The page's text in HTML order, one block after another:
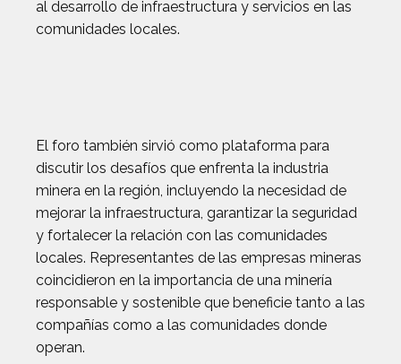
al desarrollo de infraestructura y servicios en las
comunidades locales.
El foro también sirvió como plataforma para
discutir los desafíos que enfrenta la industria
minera en la región, incluyendo la necesidad de
mejorar la infraestructura, garantizar la seguridad
y fortalecer la relación con las comunidades
locales. Representantes de las empresas mineras
coincidieron en la importancia de una minería
responsable y sostenible que beneficie tanto a las
compañías como a las comunidades donde
operan.